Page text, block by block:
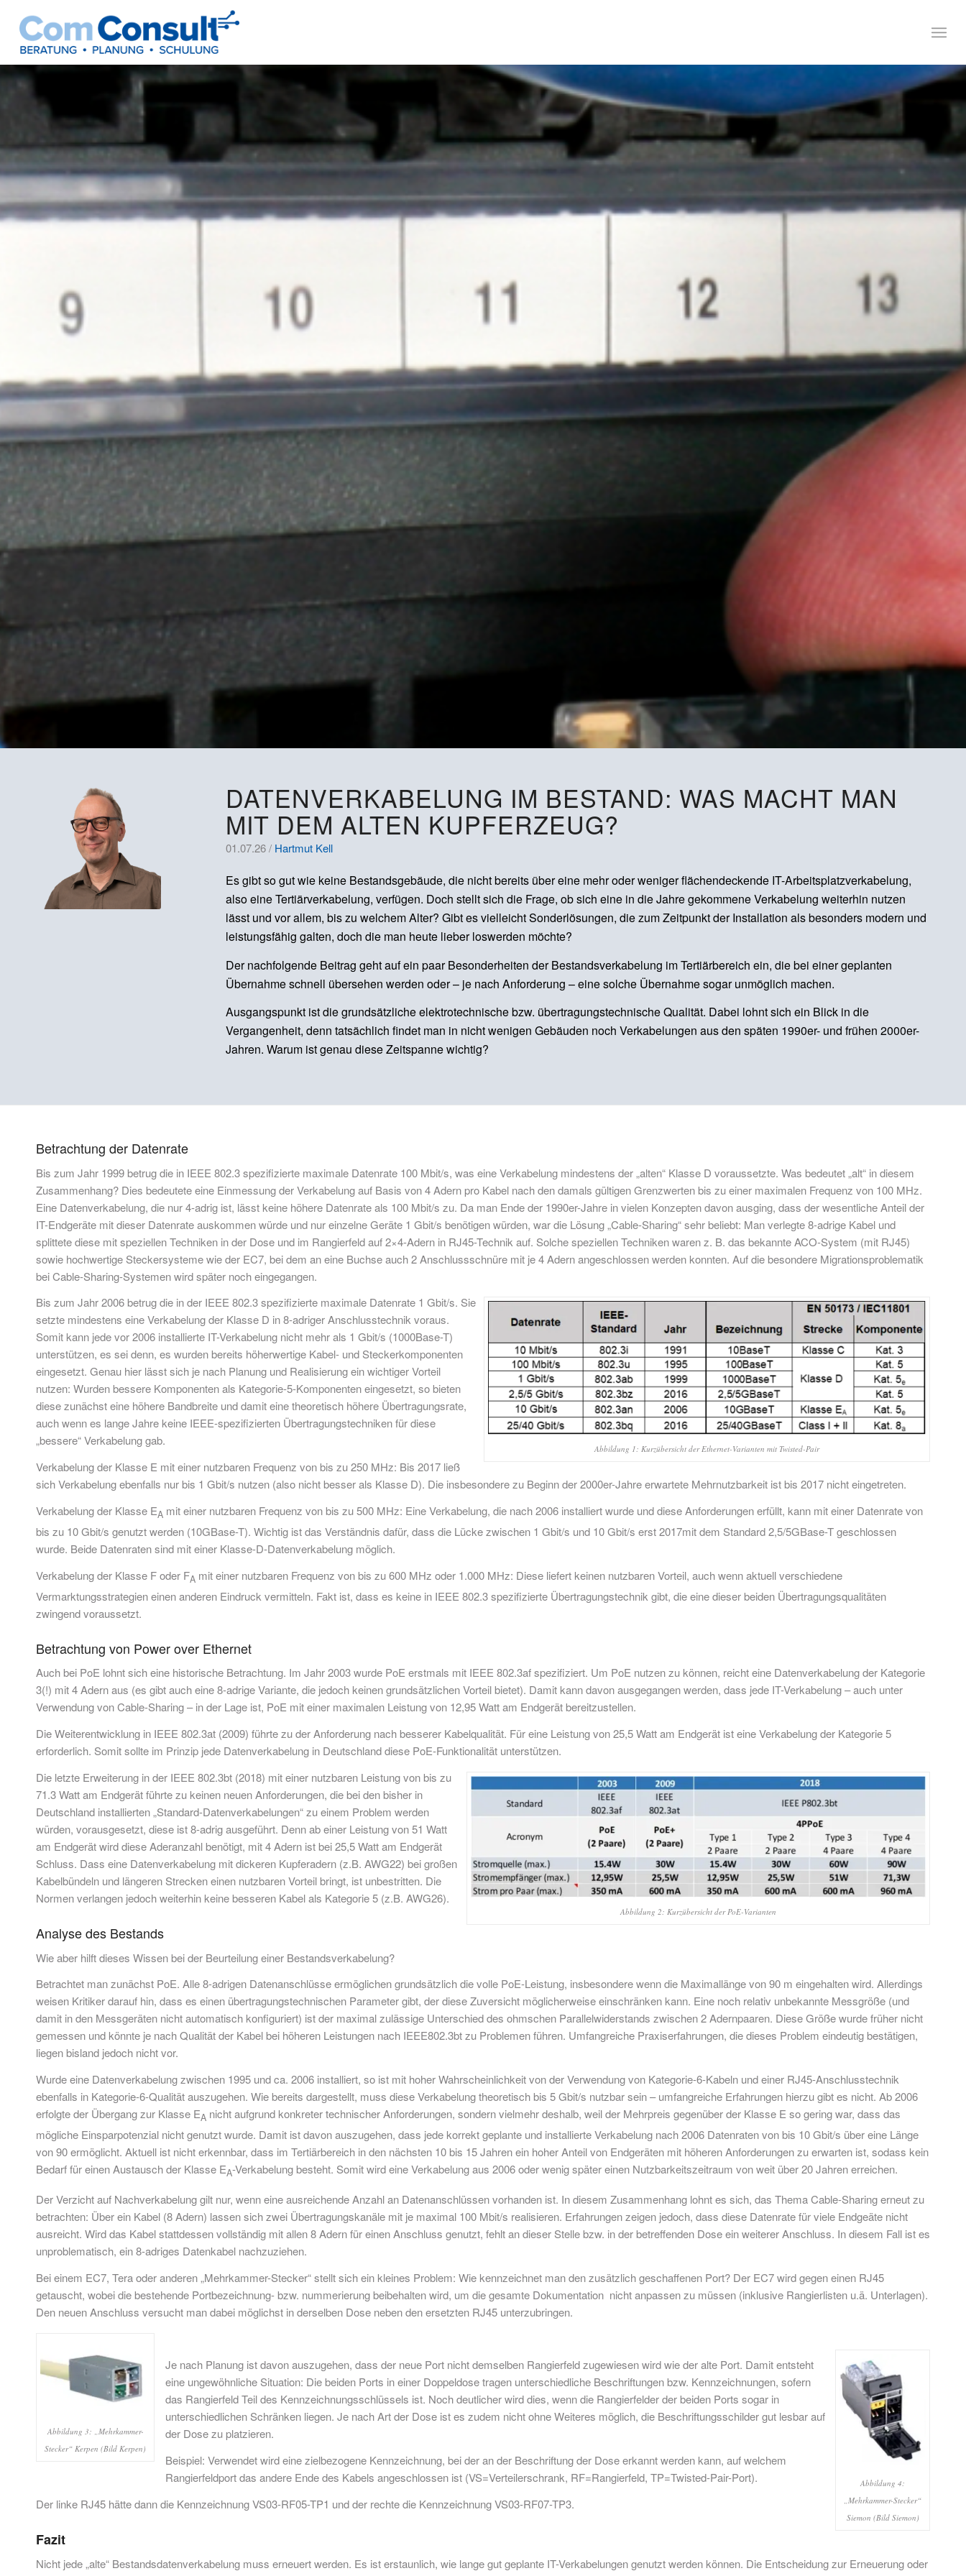
DATENVERKABELUNG IM BESTAND: WAS MACHT MAN
MIT DEM ALTEN KUPFERZEUG?
01.07.26 / Hartmut Kell
Es gibt so gut wie keine Bestandsgebäude, die nicht bereits über eine mehr oder weniger flächendeckende IT-Arbeitsplatzverkabelung,
also eine Tertiärverkabelung, verfügen. Doch stellt sich die Frage, ob sich eine in die Jahre gekommene Verkabelung weiterhin nutzen
lässt und vor allem, bis zu welchem Alter? Gibt es vielleicht Sonderlösungen, die zum Zeitpunkt der Installation als besonders modern und
leistungsfähig galten, doch die man heute lieber loswerden möchte?
Der nachfolgende Beitrag geht auf ein paar Besonderheiten der Bestandsverkabelung im Tertiärbereich ein, die bei einer geplanten
Übernahme schnell übersehen werden oder – je nach Anforderung – eine solche Übernahme sogar unmöglich machen.
Ausgangspunkt ist die grundsätzliche elektrotechnische bzw. übertragungstechnische Qualität. Dabei lohnt sich ein Blick in die
Vergangenheit, denn tatsächlich findet man in nicht wenigen Gebäuden noch Verkabelungen aus den späten 1990er- und frühen 2000er-
Jahren. Warum ist genau diese Zeitspanne wichtig?
Betrachtung der Datenrate
Bis zum Jahr 1999 betrug die in IEEE 802.3 spezifizierte maximale Datenrate 100 Mbit/s, was eine Verkabelung mindestens der „alten“ Klasse D voraussetzte. Was bedeutet „alt“ in diesem
Zusammenhang? Dies bedeutete eine Einmessung der Verkabelung auf Basis von 4 Adern pro Kabel nach den damals gültigen Grenzwerten bis zu einer maximalen Frequenz von 100 MHz.
Eine Datenverkabelung, die nur 4-adrig ist, lässt keine höhere Datenrate als 100 Mbit/s zu. Da man Ende der 1990er-Jahre in vielen Konzepten davon ausging, dass der wesentliche Anteil der
IT-Endgeräte mit dieser Datenrate auskommen würde und nur einzelne Geräte 1 Gbit/s benötigen würden, war die Lösung „Cable-Sharing“ sehr beliebt: Man verlegte 8-adrige Kabel und
splittete diese mit speziellen Techniken in der Dose und im Rangierfeld auf 2×4-Adern in RJ45-Technik auf. Solche speziellen Techniken waren z. B. das bekannte ACO-System (mit RJ45)
sowie hochwertige Steckersysteme wie der EC7, bei dem an eine Buchse auch 2 Anschlussschnüre mit je 4 Adern angeschlossen werden konnten. Auf die besondere Migrationsproblematik
bei Cable-Sharing-Systemen wird später noch eingegangen.
Abbildung 1: Kurzübersicht der Ethernet-Varianten mit Twisted-Pair
Bis zum Jahr 2006 betrug die in der IEEE 802.3 spezifizierte maximale Datenrate 1 Gbit/s. Sie
setzte mindestens eine Verkabelung der Klasse D in 8-adriger Anschlusstechnik voraus.
Somit kann jede vor 2006 installierte IT-Verkabelung nicht mehr als 1 Gbit/s (1000Base-T)
unterstützen, es sei denn, es wurden bereits höherwertige Kabel- und Steckerkomponenten
eingesetzt. Genau hier lässt sich je nach Planung und Realisierung ein wichtiger Vorteil
nutzen: Wurden bessere Komponenten als Kategorie-5-Komponenten eingesetzt, so bieten
diese zunächst eine höhere Bandbreite und damit eine theoretisch höhere Übertragungsrate,
auch wenn es lange Jahre keine IEEE-spezifizierten Übertragungstechniken für diese
„bessere“ Verkabelung gab.
Verkabelung der Klasse E mit einer nutzbaren Frequenz von bis zu 250 MHz: Bis 2017 ließ
sich Verkabelung ebenfalls nur bis 1 Gbit/s nutzen (also nicht besser als Klasse D). Die insbesondere zu Beginn der 2000er-Jahre erwartete Mehrnutzbarkeit ist bis 2017 nicht eingetreten.
Verkabelung der Klasse EA mit einer nutzbaren Frequenz von bis zu 500 MHz: Eine Verkabelung, die nach 2006 installiert wurde und diese Anforderungen erfüllt, kann mit einer Datenrate von
bis zu 10 Gbit/s genutzt werden (10GBase-T). Wichtig ist das Verständnis dafür, dass die Lücke zwischen 1 Gbit/s und 10 Gbit/s erst 2017mit dem Standard 2,5/5GBase-T geschlossen
wurde. Beide Datenraten sind mit einer Klasse-D-Datenverkabelung möglich.
Verkabelung der Klasse F oder FA mit einer nutzbaren Frequenz von bis zu 600 MHz oder 1.000 MHz: Diese liefert keinen nutzbaren Vorteil, auch wenn aktuell verschiedene
Vermarktungsstrategien einen anderen Eindruck vermitteln. Fakt ist, dass es keine in IEEE 802.3 spezifizierte Übertragungstechnik gibt, die eine dieser beiden Übertragungsqualitäten
zwingend voraussetzt.
Betrachtung von Power over Ethernet
Auch bei PoE lohnt sich eine historische Betrachtung. Im Jahr 2003 wurde PoE erstmals mit IEEE 802.3af spezifiziert. Um PoE nutzen zu können, reicht eine Datenverkabelung der Kategorie
3(!) mit 4 Adern aus (es gibt auch eine 8-adrige Variante, die jedoch keinen grundsätzlichen Vorteil bietet). Damit kann davon ausgegangen werden, dass jede IT-Verkabelung – auch unter
Verwendung von Cable-Sharing – in der Lage ist, PoE mit einer maximalen Leistung von 12,95 Watt am Endgerät bereitzustellen.
Die Weiterentwicklung in IEEE 802.3at (2009) führte zu der Anforderung nach besserer Kabelqualität. Für eine Leistung von 25,5 Watt am Endgerät ist eine Verkabelung der Kategorie 5
erforderlich. Somit sollte im Prinzip jede Datenverkabelung in Deutschland diese PoE-Funktionalität unterstützen.
Abbildung 2: Kurzübersicht der PoE-Varianten
Die letzte Erweiterung in der IEEE 802.3bt (2018) mit einer nutzbaren Leistung von bis zu
71.3 Watt am Endgerät führte zu keinen neuen Anforderungen, die bei den bisher in
Deutschland installierten „Standard-Datenverkabelungen“ zu einem Problem werden
würden, vorausgesetzt, diese ist 8-adrig ausgeführt. Denn ab einer Leistung von 51 Watt
am Endgerät wird diese Aderanzahl benötigt, mit 4 Adern ist bei 25,5 Watt am Endgerät
Schluss. Dass eine Datenverkabelung mit dickeren Kupferadern (z.B. AWG22) bei großen
Kabelbündeln und längeren Strecken einen nutzbaren Vorteil bringt, ist unbestritten. Die
Normen verlangen jedoch weiterhin keine besseren Kabel als Kategorie 5 (z.B. AWG26).
Analyse des Bestands
Wie aber hilft dieses Wissen bei der Beurteilung einer Bestandsverkabelung?
Betrachtet man zunächst PoE. Alle 8-adrigen Datenanschlüsse ermöglichen grundsätzlich die volle PoE-Leistung, insbesondere wenn die Maximallänge von 90 m eingehalten wird. Allerdings
weisen Kritiker darauf hin, dass es einen übertragungstechnischen Parameter gibt, der diese Zuversicht möglicherweise einschränken kann. Eine noch relativ unbekannte Messgröße (und
damit in den Messgeräten nicht automatisch konfiguriert) ist der maximal zulässige Unterschied des ohmschen Parallelwiderstands zwischen 2 Adernpaaren. Diese Größe wurde früher nicht
gemessen und könnte je nach Qualität der Kabel bei höheren Leistungen nach IEEE802.3bt zu Problemen führen. Umfangreiche Praxiserfahrungen, die dieses Problem eindeutig bestätigen,
liegen bisland jedoch nicht vor.
Wurde eine Datenverkabelung zwischen 1995 und ca. 2006 installiert, so ist mit hoher Wahrscheinlichkeit von der Verwendung von Kategorie-6-Kabeln und einer RJ45-Anschlusstechnik
ebenfalls in Kategorie-6-Qualität auszugehen. Wie bereits dargestellt, muss diese Verkabelung theoretisch bis 5 Gbit/s nutzbar sein – umfangreiche Erfahrungen hierzu gibt es nicht. Ab 2006
erfolgte der Übergang zur Klasse EA nicht aufgrund konkreter technischer Anforderungen, sondern vielmehr deshalb, weil der Mehrpreis gegenüber der Klasse E so gering war, dass das
mögliche Einsparpotenzial nicht genutzt wurde. Damit ist davon auszugehen, dass jede korrekt geplante und installierte Verkabelung nach 2006 Datenraten von bis 10 Gbit/s über eine Länge
von 90 ermöglicht. Aktuell ist nicht erkennbar, dass im Tertiärbereich in den nächsten 10 bis 15 Jahren ein hoher Anteil von Endgeräten mit höheren Anforderungen zu erwarten ist, sodass kein
Bedarf für einen Austausch der Klasse EA-Verkabelung besteht. Somit wird eine Verkabelung aus 2006 oder wenig später einen Nutzbarkeitszeitraum von weit über 20 Jahren erreichen.
Der Verzicht auf Nachverkabelung gilt nur, wenn eine ausreichende Anzahl an Datenanschlüssen vorhanden ist. In diesem Zusammenhang lohnt es sich, das Thema Cable-Sharing erneut zu
betrachten: Über ein Kabel (8 Adern) lassen sich zwei Übertragungskanäle mit je maximal 100 Mbit/s realisieren. Erfahrungen zeigen jedoch, dass diese Datenrate für viele Endgeäte nicht
ausreicht. Wird das Kabel stattdessen vollständig mit allen 8 Adern für einen Anschluss genutzt, fehlt an dieser Stelle bzw. in der betreffenden Dose ein weiterer Anschluss. In diesem Fall ist es
unproblematisch, ein 8-adriges Datenkabel nachzuziehen.
Bei einem EC7, Tera oder anderen „Mehrkammer-Stecker“ stellt sich ein kleines Problem: Wie kennzeichnet man den zusätzlich geschaffenen Port? Der EC7 wird gegen einen RJ45
getauscht, wobei die bestehende Portbezeichnung- bzw. nummerierung beibehalten wird, um die gesamte Dokumentation nicht anpassen zu müssen (inklusive Rangierlisten u.ä. Unterlagen).
Den neuen Anschluss versucht man dabei möglichst in derselben Dose neben den ersetzten RJ45 unterzubringen.
Abbildung 3: „Mehrkammer-
Stecker“ Kerpen (Bild Kerpen)
Abbildung 4:
„Mehrkammer-Stecker“
Siemon (Bild Siemon)
Je nach Planung ist davon auszugehen, dass der neue Port nicht demselben Rangierfeld zugewiesen wird wie der alte Port. Damit entsteht
eine ungewöhnliche Situation: Die beiden Ports in einer Doppeldose tragen unterschiedliche Beschriftungen bzw. Kennzeichnungen, sofern
das Rangierfeld Teil des Kennzeichnungsschlüssels ist. Noch deutlicher wird dies, wenn die Rangierfelder der beiden Ports sogar in
unterschiedlichen Schränken liegen. Je nach Art der Dose ist es zudem nicht ohne Weiteres möglich, die Beschriftungsschilder gut lesbar auf
der Dose zu platzieren.
Beispiel: Verwendet wird eine zielbezogene Kennzeichnung, bei der an der Beschriftung der Dose erkannt werden kann, auf welchem
Rangierfeldport das andere Ende des Kabels angeschlossen ist (VS=Verteilerschrank, RF=Rangierfeld, TP=Twisted-Pair-Port).
Der linke RJ45 hätte dann die Kennzeichnung VS03-RF05-TP1 und der rechte die Kennzeichnung VS03-RF07-TP3.
Fazit
Nicht jede „alte“ Bestandsdatenverkabelung muss erneuert werden. Es ist erstaunlich, wie lange gut geplante IT-Verkabelungen genutzt werden können. Die Entscheidung zur Erneuerung oder